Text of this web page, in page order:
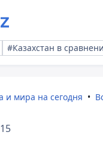
#Казахстан в
и мира на сегодня